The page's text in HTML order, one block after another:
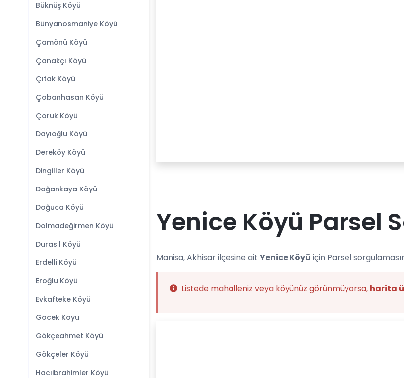
Büknüş Köyü
Bünyanosmaniye Köyü
Çamönü Köyü
Çanakçı Köyü
Çıtak Köyü
Çobanhasan Köyü
Çoruk Köyü
Dayıoğlu Köyü
Dereköy Köyü
Dingiller Köyü
Doğankaya Köyü
Doğuca Köyü
Dolmadeğirmen Köyü
Durasıl Köyü
Erdelli Köyü
Eroğlu Köyü
Evkafteke Köyü
Göcek Köyü
Gökçeahmet Köyü
Gökçeler Köyü
Hacıibrahimler Köyü
Yenice Köyü Parsel
Manisa, Akhisar ilçesine ait Yenice Köyü için Parsel
Listede mahalleniz veya köyünüz görünmüyorsa, harita